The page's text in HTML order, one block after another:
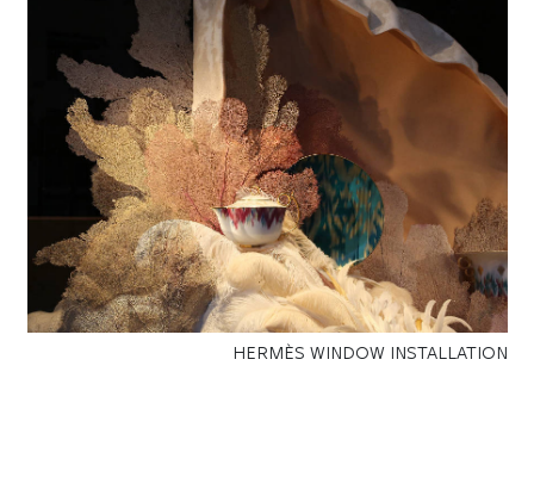
HERMÈS WINDOW INSTALLATION